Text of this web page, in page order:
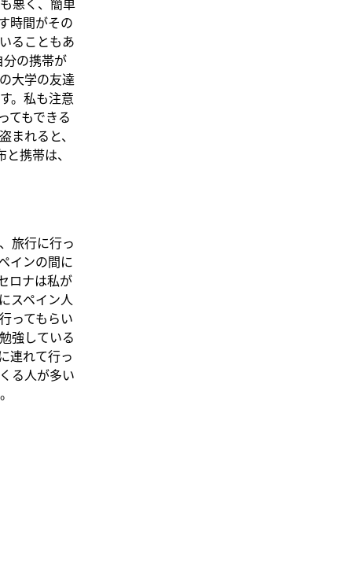
時間がその
ることもあ
の携帯が
大学の友達
。私も注意
てもできる
れると、
携帯は、
旅行に行っ
インの間に
ロナは私が
スペイン人
ってもらい
強している
連れて行っ
る人が多い